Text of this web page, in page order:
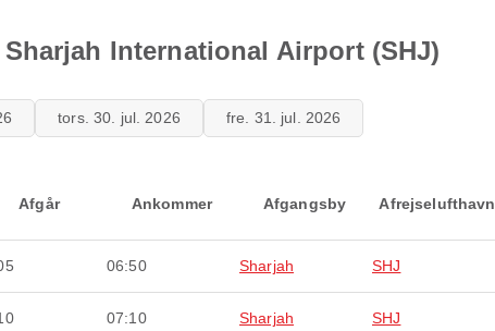
International Airport (SHJ)
tors. 30. jul. 2026 fre. 31. jul. 2026
Afgår Ankommer Afgangsby Afrejselufthavn
06:50 Sharjah SHJ
07:10 Sharjah SHJ